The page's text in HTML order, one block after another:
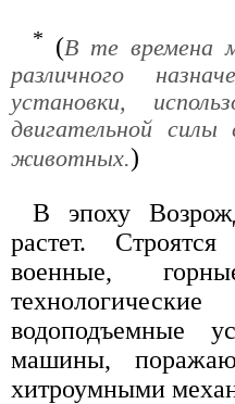
* (В те времена
различного
установки,
двигательной
животных.)
В эпоху
растет.
военные,
водоподъемные
машины,
хитроумными